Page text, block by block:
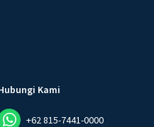
Kami
+62 815-7441-0000